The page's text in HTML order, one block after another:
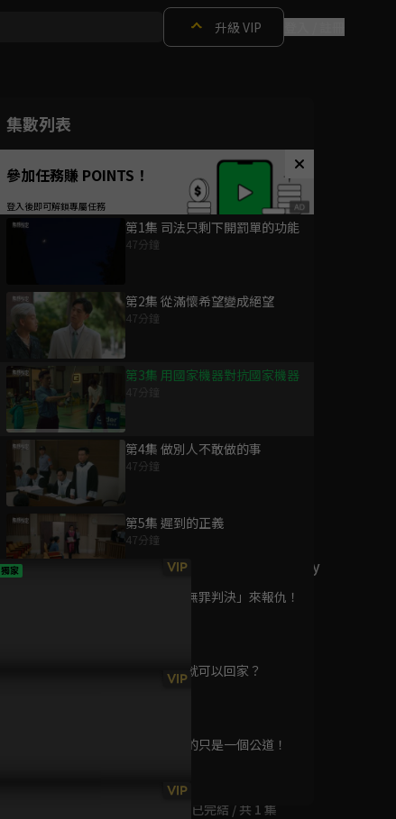
升級 VIP
集數列表
參加任務賺 POINTS！
第1集 司法只剩下開罰單的功能
47分鐘
第2集 從滿懷希望變成絕望
47分鐘
第3集 用國家機器對抗國家機器
第4集 做別人不敢做的事
47分鐘
第5集 遲到的正義
47分鐘
第6集 用「無罪判決」來報仇！
第7集 認罪就可以回家？
第8集 我要的只是一個公道！
為您推薦
VIP
獨家
2019 HIStory Party
精彩記錄
已完結 / 共 2 集
VIP我是泰灣人
VIP
已完結 / 共 1 集